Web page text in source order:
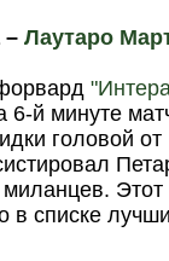
–Лаутаро
6-й минуте
головой
Этот
в списке